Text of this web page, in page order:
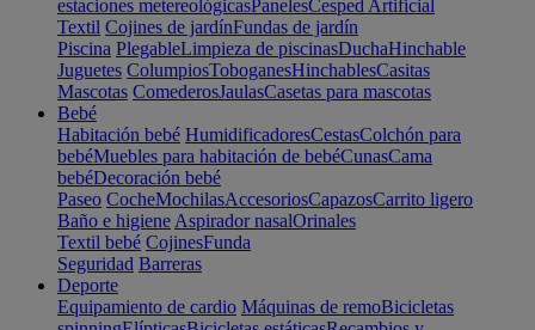
estaciones metereológicasPanelesCesped Artificial
Textil Cojines de jardínFundas de jardín
Piscina PlegableLimpieza de piscinasDuchaHinchable
Juguetes ColumpiosToboganesHinchablesCasitas
Mascotas ComederosJaulasCasetas para mascotas
Bebé
Habitación bebé HumidificadoresCestasColchón para
bebéMuebles para habitación de bebéCunasCama
bebéDecoración bebé
Paseo CocheMochilasAccesoriosCapazosCarrito ligero
Baño e higiene Aspirador nasalOrinales
Textil bebé CojinesFunda
Seguridad Barreras
Deporte
Equipamiento de cardio Máquinas de remoBicicletas